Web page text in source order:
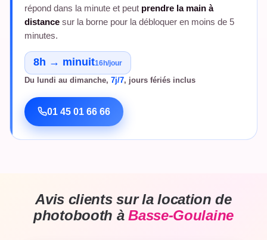
répond dans la minute et peut prendre la main à
distance sur la borne pour la débloquer en moins de 5
minutes.
8h → minuit16h/jour
Du lundi au dimanche, 7j/7, jours fériés inclus
01 45 01 66 66
Avis clients sur la location de
photobooth àBasse-Goulaine